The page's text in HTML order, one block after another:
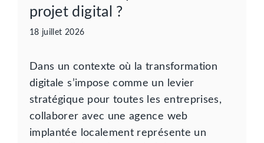
projet digital ?
18 juillet 2026
Dans un contexte où la transformation
digitale s’impose comme un levier
stratégique pour toutes les entreprises,
collaborer avec une agence web
implantée localement représente un